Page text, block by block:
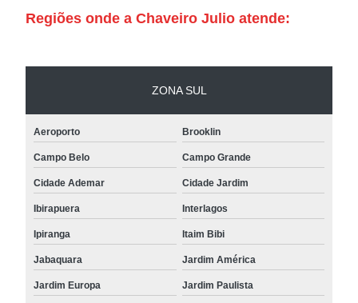
Regiões onde a Chaveiro Julio atende:
ZONA SUL
Aeroporto Brooklin
Campo Belo Campo Grande
Cidade Ademar Cidade Jardim
Ibirapuera Interlagos
Ipiranga Itaim Bibi
Jabaquara Jardim América
Jardim Europa Jardim Paulista